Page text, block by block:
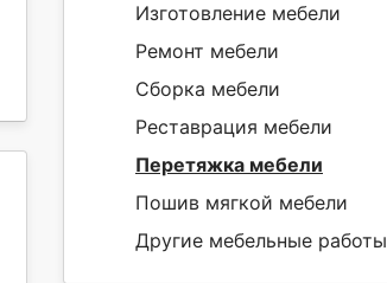
Изготовление мебели
Ремонт мебели
Сборка мебели
Реставрация мебели
Перетяжка мебели
Пошив мягкой мебели
Другие мебельные работы